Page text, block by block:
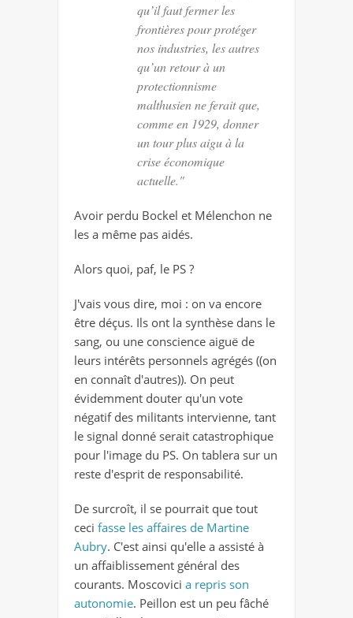
qu’il faut fermer les
frontières pour protéger
nos industries, les autres
qu’un retour à un
protectionnisme
malthusien ne ferait que,
comme en 1929, donner
un tour plus aigu à la
crise économique
actuelle."
Avoir perdu Bockel et Mélenchon ne
les a même pas aidés.
Alors quoi, paf, le PS ?
J'vais vous dire, moi : on va encore
être déçus. Ils ont la synthèse dans le
sang, ou une conscience aiguë de
leurs intérêts personnels agrégés ((on
en connaît d'autres)). On peut
évidemment douter qu'un vote
négatif des militants intervienne, tant
le signal donné serait catastrophique
pour l'image du PS. On tablera sur un
reste d'esprit de responsabilité.
De surcroît, il se pourrait que tout
ceci fasse les affaires de Martine
Aubry. C'est ainsi qu'elle a assisté à
un affaiblissement général des
courants. Moscovici a repris son
autonomie. Peillon est un peu fâché